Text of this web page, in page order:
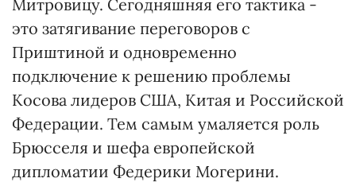
Митровицу. Сегодняшняя его тактика -
это затягивание переговоров с
Приштиной и одновременно
подключение к решению проблемы
Косова лидеров США, Китая и Российской
Федерации. Тем самым умаляется роль
Брюсселя и шефа европейской
дипломатии Федерики Могерини.